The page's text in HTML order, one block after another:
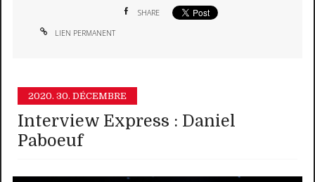
SHARE
LIEN PERMANENT
2020. 30. DÉCEMBRE
Interview Express : Daniel
Paboeuf